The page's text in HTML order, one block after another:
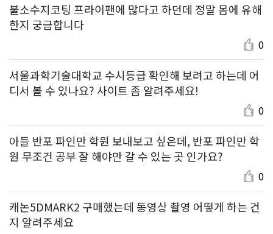
불소수지코팅 프라이팬에 많다고 하던데 정말 몸에 유해
한지 궁금합니다
0
서울과학기술대학교 수시등급 확인해 보려고 하는데 어
디서 볼 수 있나요? 사이트 좀 알려주세요!
0
아들 반포 파인만 학원 보내보고 싶은데, 반포 파인만 학
원 무조건 공부 잘 해야만 갈 수 있는 곳 인가요?
0
캐논5DMARK2 구매했는데 동영상 촬영 어떻게 하는 건
지 알려주세요